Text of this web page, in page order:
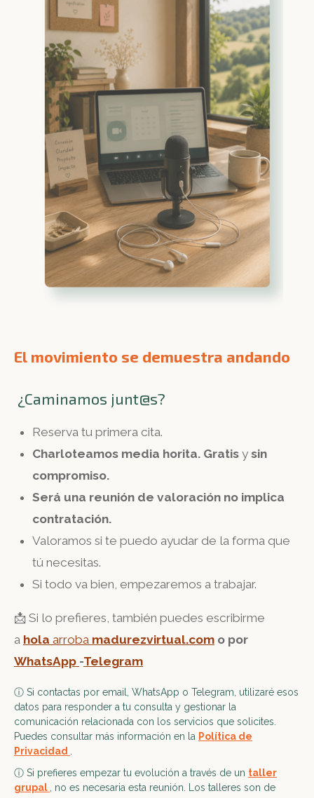
El movimiento se demuestra andando
¿Caminamos junt@s?
Reserva tu primera cita.
Charloteamos media horita. Gratis y sin
compromiso.
Será una reunión de valoración no implica
contratación.
Valoramos si te puedo ayudar de la forma que
tú necesitas.
Si todo va bien, empezaremos a trabajar.
📩 Si lo prefieres, también puedes escribirme
a hola arroba madurezvirtual.com o por
WhatsApp -Telegram
ⓘ Si contactas por email, WhatsApp o Telegram, utilizaré esos
datos para responder a tu consulta y gestionar la
comunicación relacionada con los servicios que solicites.
Puedes consultar más información en la Política de
Privacidad
ⓘ Si prefieres empezar tu evolución a través de un taller
grupal
, no es necesaria esta reunión. Los talleres son de